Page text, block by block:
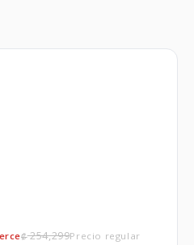
₡254,299